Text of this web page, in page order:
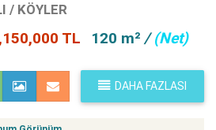
/ KÖYLER
TL 120 m² /(Net)
DAHA FAZLASI